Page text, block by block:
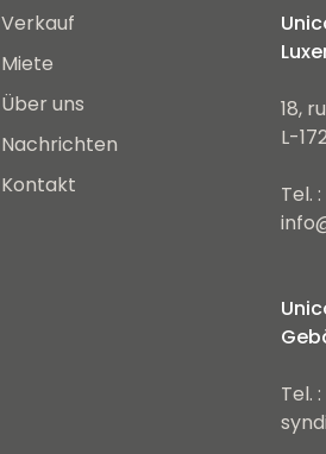
Verkauf
Miete
Über uns
Nachrichten
Kontakt
18,
L-
Tel.
Tel.